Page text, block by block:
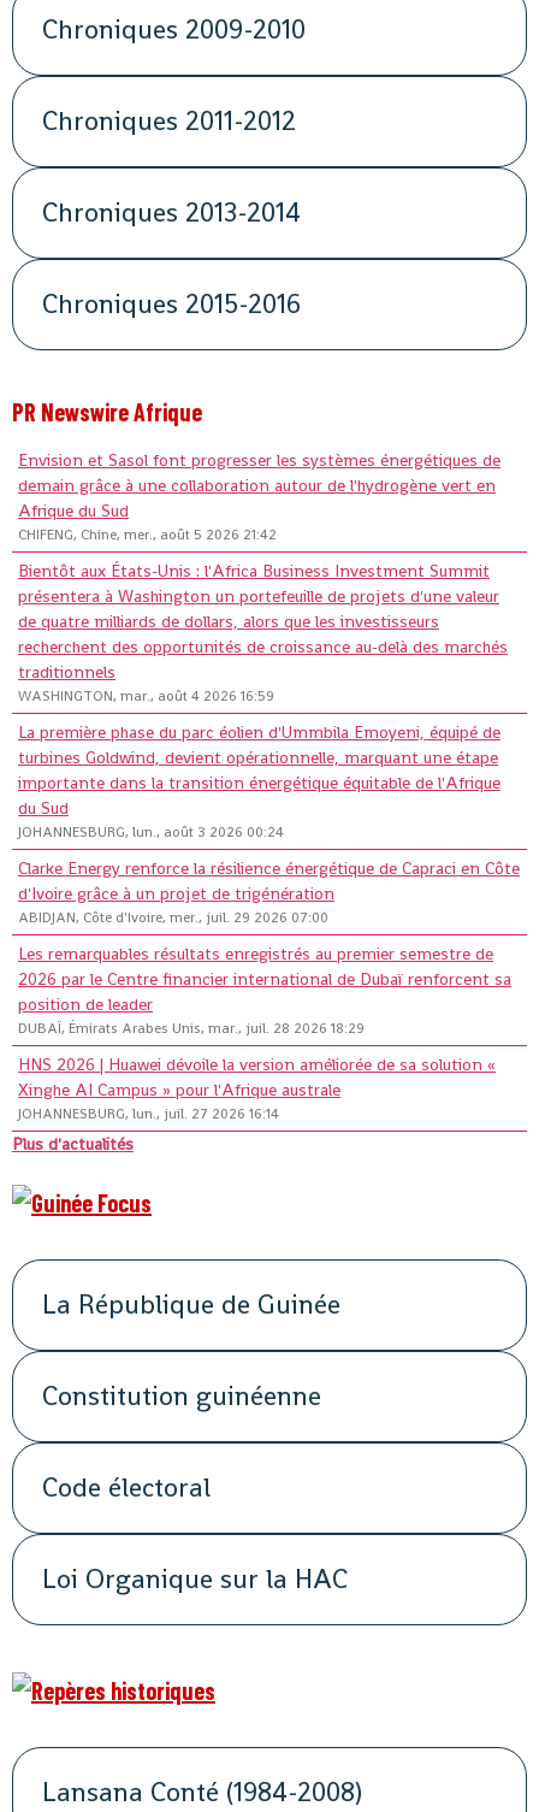
Chroniques 2009-2010
Chroniques 2011-2012
Chroniques 2013-2014
Chroniques 2015-2016
PR Newswire Afrique
Envision et Sasol font progresser les systèmes énergétiques de
demain grâce à une collaboration autour de l'hydrogène vert en
Afrique du Sud
CHIFENG, Chine, mer., août 5 2026 21:42
Bientôt aux États-Unis : l'Africa Business Investment Summit
présentera à Washington un portefeuille de projets d'une valeur
de quatre milliards de dollars, alors que les investisseurs
recherchent des opportunités de croissance au-delà des marchés
traditionnels
WASHINGTON, mar., août 4 2026 16:59
La première phase du parc éolien d'Ummbila Emoyeni, équipé de
turbines Goldwind, devient opérationnelle, marquant une étape
importante dans la transition énergétique équitable de l'Afrique
du Sud
JOHANNESBURG, lun., août 3 2026 00:24
Clarke Energy renforce la résilience énergétique de Capraci en Côte
d'Ivoire grâce à un projet de trigénération
ABIDJAN, Côte d'Ivoire, mer., juil. 29 2026 07:00
Les remarquables résultats enregistrés au premier semestre de
2026 par le Centre financier international de Dubaï renforcent sa
position de leader
DUBAÏ, Émirats Arabes Unis, mar., juil. 28 2026 18:29
HNS 2026 | Huawei dévoile la version améliorée de sa solution «
Xinghe AI Campus » pour l'Afrique australe
JOHANNESBURG, lun., juil. 27 2026 16:14
Plus d'actualités
La République de Guinée
Constitution guinéenne
Code électoral
Loi Organique sur la HAC
Lansana Conté (1984-2008)